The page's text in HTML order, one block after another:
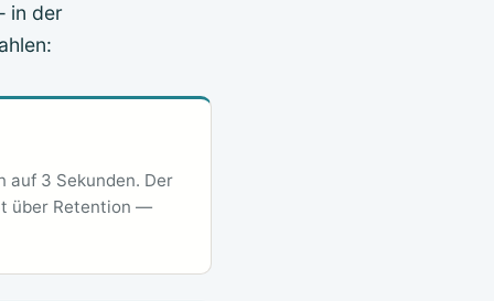
in der
auf 3 Sekunden. Der
über Retention —